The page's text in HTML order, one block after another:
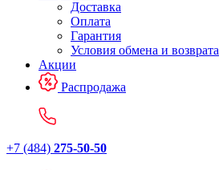
Доставка
Оплата
Гарантия
Условия обмена и возврата
Акции
Распродажа
+7 (484) 275-50-50